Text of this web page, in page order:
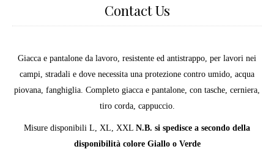
Contact Us
Giacca e pantalone da lavoro, resistente ed antistrappo, per lavori nei
campi, stradali e dove necessita una protezione contro umido, acqua
piovana, fanghiglia. Completo giacca e pantalone, con tasche, cerniera,
tiro corda, cappuccio.
Misure disponibili L, XL, XXL N.B. si spedisce a secondo della
disponibilità colore Giallo o Verde